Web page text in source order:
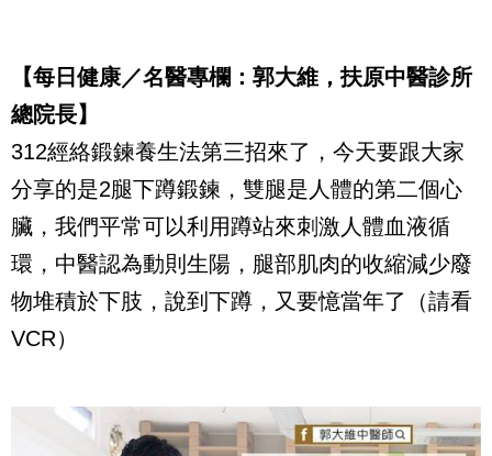
【每日健康／名醫專欄：郭大維，扶原中醫診所
總院長】
312經絡鍛鍊養生法第三招來了，今天要跟大家
分享的是2腿下蹲鍛鍊，雙腿是人體的第二個心
臟，我們平常可以利用蹲站來刺激人體血液循
環，中醫認為動則生陽，腿部肌肉的收縮減少廢
物堆積於下肢，說到下蹲，又要憶當年了（請看
VCR）